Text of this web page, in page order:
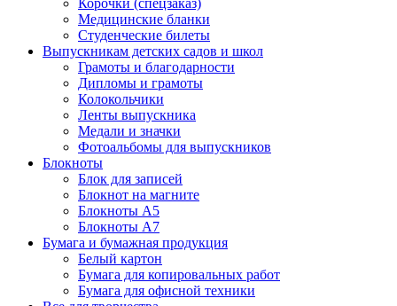
Корочки (спецзаказ)
Медицинские бланки
Студенческие билеты
Выпускникам детских садов и школ
Грамоты и благодарности
Дипломы и грамоты
Колокольчики
Ленты выпускника
Медали и значки
Фотоальбомы для выпускников
Блокноты
Блок для записей
Блокнот на магните
Блокноты А5
Блокноты А7
Бумага и бумажная продукция
Белый картон
Бумага для копировальных работ
Бумага для офисной техники